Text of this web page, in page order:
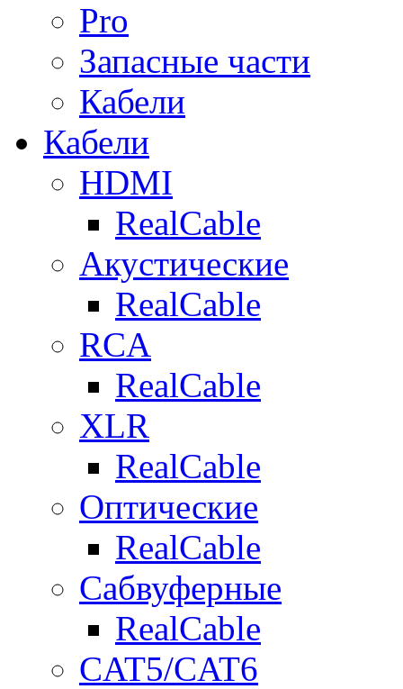
Pro
Запасные части
Кабели
Кабели
HDMI
RealCable
Акустические
RealCable
RCA
RealCable
XLR
RealCable
Оптические
RealCable
Сабвуферные
RealCable
CAT5/CAT6